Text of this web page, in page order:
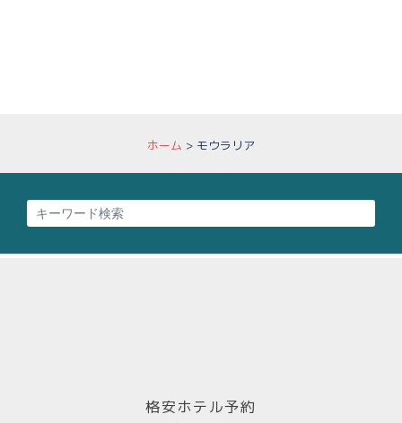
ホーム > モウラリア
格安ホテル予約